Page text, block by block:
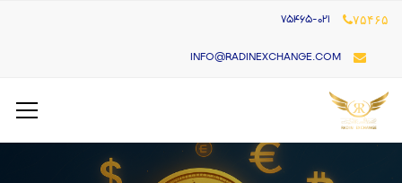
۷۵۴۶۵
INFO@RADINEXCHANGE.COM